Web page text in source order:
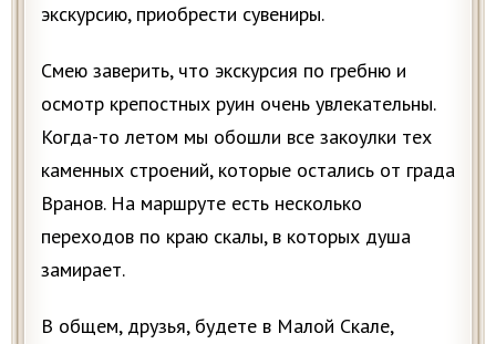
экскурсию, приобрести сувениры.
Смею заверить, что экскурсия по гребню и
осмотр крепостных руин очень увлекательны.
Когда-то летом мы обошли все закоулки тех
каменных строений, которые остались от града
Вранов. На маршруте есть несколько
переходов по краю скалы, в которых душа
замирает.
В общем, друзья, будете в Малой Скале,